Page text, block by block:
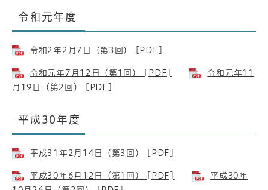
令和元年度
令和2年2月7日（第3回） [PDF]
令和元年7月12日（第1回） [PDF]
令和元年11
月19日（第2回） [PDF]
平成30年度
平成31年2月14日（第3回） [PDF]
平成30年6月12日（第1回） [PDF]
平成30年